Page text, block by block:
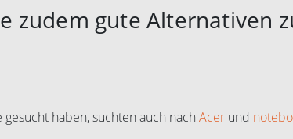
zudem gute Alternativen
haben, suchten auch nach Acer und